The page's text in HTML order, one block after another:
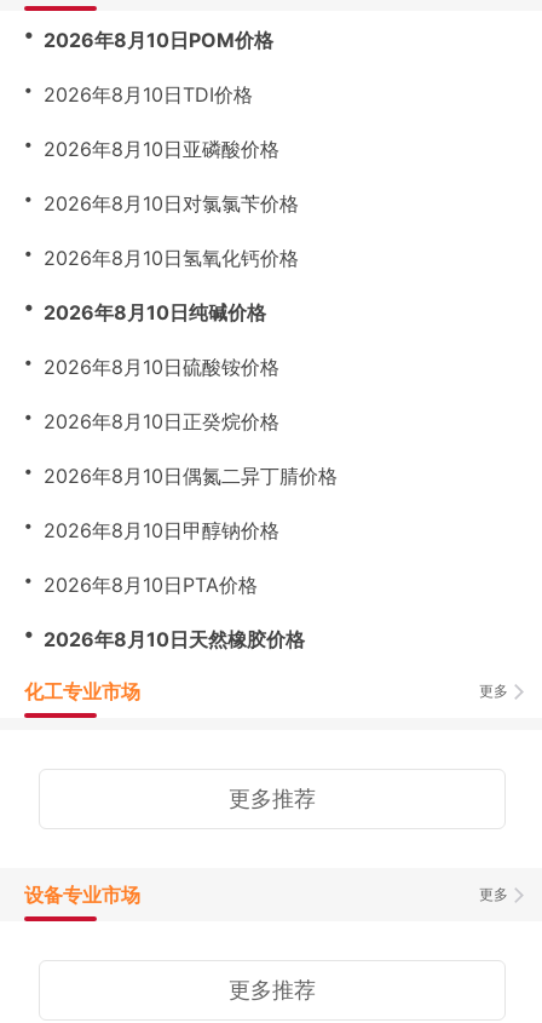
・ 2026年8月10日POM价格
・ 2026年8月10日TDI价格
・ 2026年8月10日亚磷酸价格
・ 2026年8月10日对氯氯苄价格
・ 2026年8月10日氢氧化钙价格
・ 2026年8月10日纯碱价格
・ 2026年8月10日硫酸铵价格
・ 2026年8月10日正癸烷价格
・ 2026年8月10日偶氮二异丁腈价格
・ 2026年8月10日甲醇钠价格
・ 2026年8月10日PTA价格
・ 2026年8月10日天然橡胶价格
更多
化工专业市场
更多推荐
更多
设备专业市场
更多推荐